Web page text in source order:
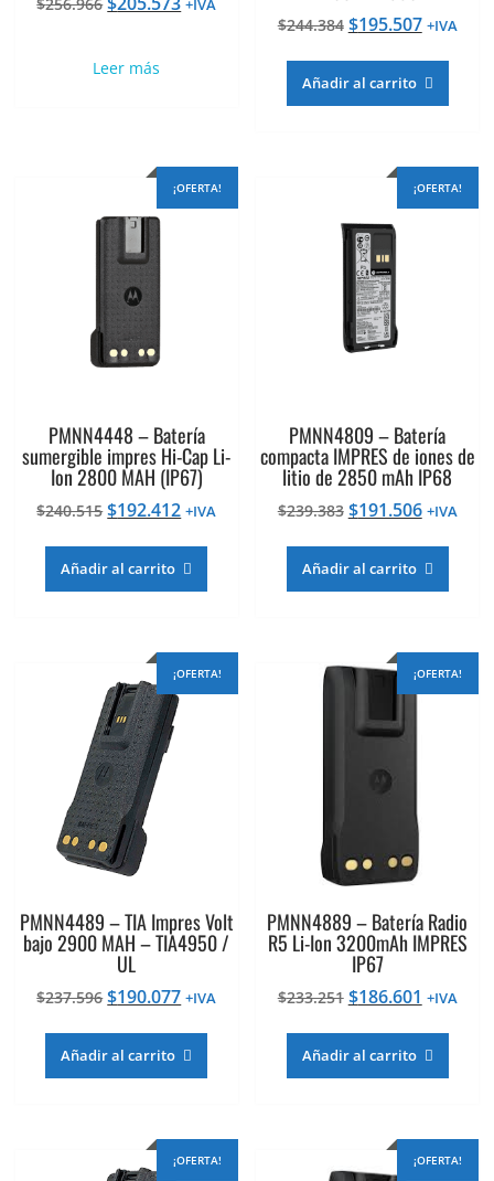
era:
+IVA
Leer más
$244.384 El
original
era:
$195.507El
actual
es:
+IVA
Añadir al carrito
¡OFERTA!
PMNN4448 – Batería
sumergible impres Hi-Cap Li-
Ion 2800 MAH (IP67)
$240.515El
original
era:
$192.412El
actual
es:
+IVA
Añadir al carrito
¡OFERTA!
PMNN4809 – Batería
compacta IMPRES de iones de
litio de 2850 mAh IP68
$239.383 El
original
era:
$191.506El
actual
es:
+IVA
Añadir al carrito
¡OFERTA!
PMNN4489 – TIA Impres Volt
bajo 2900 MAH – TIA4950 /
UL
$237.596El
original
era:
$190.077El
actual
es:
+IVA
Añadir al carrito
¡OFERTA!
PMNN4889 – Batería Radio
R5 Li-Ion 3200mAh IMPRES
IP67
$233.251 El
original
era:
$186.601 El
actual
es:
+IVA
Añadir al carrito
¡OFERTA! ¡OFERTA!